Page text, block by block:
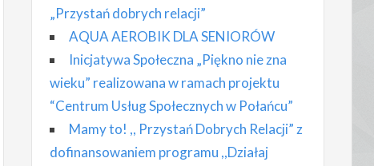
„Przystań dobrych relacji”
AQUA AEROBIK DLA SENIORÓW
Inicjatywa Społeczna „Piękno nie zna
wieku” realizowana w ramach projektu
“Centrum Usług Społecznych w Połańcu”
Mamy to! ,, Przystań Dobrych Relacji” z
dofinansowaniem programu ,,Działaj